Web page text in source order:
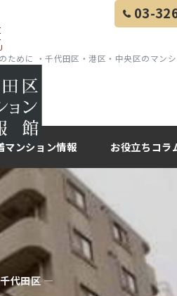
03-
めに ・千代田区・港区・中央区のマンシ
マンション情報 お役立ちコラ
代田区 —